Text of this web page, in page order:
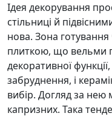
Ідея декорування
стільниці й
нова. Зона
плиткою, що вельми
декоративної
забруднення, і
вибір. Догляд за нею
капризних. Така